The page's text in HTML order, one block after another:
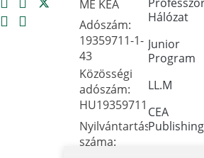
ME KEA
Adószám:
19359711-1-
43
Közösségi
adószám:
HU19359711
Nyilvántartási
száma:
Hálózat
Junior
Program
LL.M
CEA
Publishing